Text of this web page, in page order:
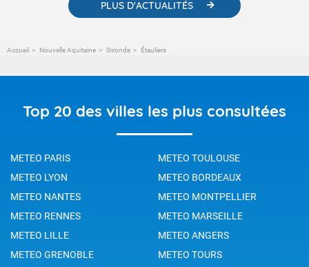
PLUS D'ACTUALITÉS
Accueil Nouvelle Aquitaine Gironde Étauliers
Top 20 des villes les plus consultées
METEO PARIS
METEO TOULOUSE
METEO LYON
METEO BORDEAUX
METEO NANTES
METEO MONTPELLIER
METEO RENNES
METEO MARSEILLE
METEO LILLE
METEO ANGERS
METEO GRENOBLE
METEO TOURS